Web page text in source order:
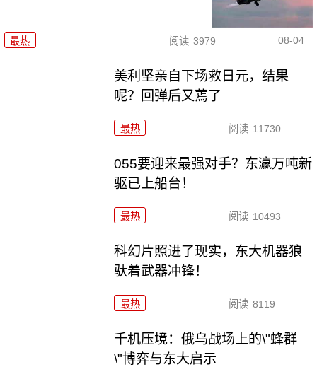
最热 阅读 3979 08-04
美利坚亲自下场救日元，结果
呢？回弹后又蔫了
最热 阅读 11730
055要迎来最强对手？东瀛万吨新
驱已上船台！
最热 阅读 10493
科幻片照进了现实，东大机器狼
驮着武器冲锋！
最热 阅读 8119
千机压境：俄乌战场上的\"蜂群
\"博弈与东大启示